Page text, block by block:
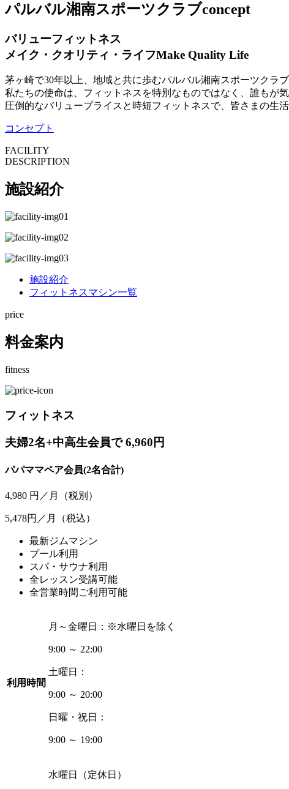
パルバル湘南スポーツクラブconcept
バリューフィットネス
メイク・クオリティ・ライフMake Quality Life
茅ヶ崎で30年以上、地域と共に歩むパルバル湘南スポーツクラブ
私たちの使命は、フィットネスを特別なものではなく、誰もが
圧倒的なバリュープライスと時短フィットネスで、皆さまの生
コンセプト
FACILITY
DESCRIPTION
施設紹介
施設紹介
フィットネスマシン一覧
price
料金案内
fitness
フィットネス
夫婦2名+中高生会員で 6,960円
パパママペア会員(2名合計)
4,980 円／月 （税別）
5,478円／月 （税込）
最新ジムマシン
プール利用
スパ・サウナ利用
全レッスン受講可能
全営業時間ご利用可能
利用時間
月～金曜日： ※水曜日を除く
9:00 ～ 22:00
土曜日：
9:00 ～ 20:00
日曜・祝日：
9:00 ～ 19:00
水曜日（定休日）